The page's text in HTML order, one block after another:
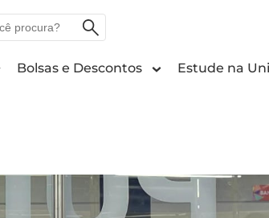
Bolsas e Descontos Estude na